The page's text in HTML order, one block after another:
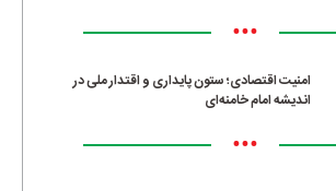
•••
امنیت اقتصادی؛ ستون پایداری و اقتدار ملی در
اندیشه امام خامنه‌ای
•••